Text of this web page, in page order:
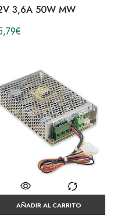
3,6A 50W MW
€
AÑADIR AL CARRITO